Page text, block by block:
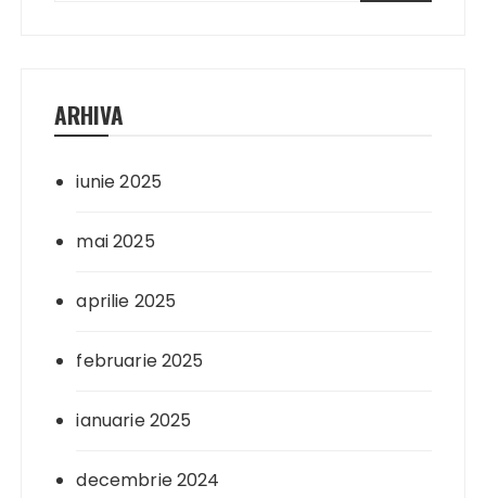
ARHIVA
iunie 2025
mai 2025
aprilie 2025
februarie 2025
ianuarie 2025
decembrie 2024